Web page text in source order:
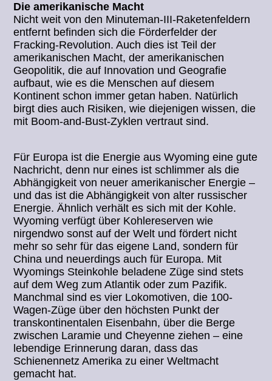
Die amerikanische Macht
Nicht weit von den Minuteman-III-Raketenfeldern
entfernt befinden sich die Förderfelder der
Fracking-Revolution. Auch dies ist Teil der
amerikanischen Macht, der amerikanischen
Geopolitik, die auf Innovation und Geografie
aufbaut, wie es die Menschen auf diesem
Kontinent schon immer getan haben. Natürlich
birgt dies auch Risiken, wie diejenigen wissen, die
mit Boom-and-Bust-Zyklen vertraut sind.
Für Europa ist die Energie aus Wyoming eine gute
Nachricht, denn nur eines ist schlimmer als die
Abhängigkeit von neuer amerikanischer Energie –
und das ist die Abhängigkeit von alter russischer
Energie. Ähnlich verhält es sich mit der Kohle.
Wyoming verfügt über Kohlereserven wie
nirgendwo sonst auf der Welt und fördert nicht
mehr so sehr für das eigene Land, sondern für
China und neuerdings auch für Europa. Mit
Wyomings Steinkohle beladene Züge sind stets
auf dem Weg zum Atlantik oder zum Pazifik.
Manchmal sind es vier Lokomotiven, die 100-
Wagen-Züge über den höchsten Punkt der
transkontinentalen Eisenbahn, über die Berge
zwischen Laramie und Cheyenne ziehen – eine
lebendige Erinnerung daran, dass das
Schienennetz Amerika zu einer Weltmacht
gemacht hat.